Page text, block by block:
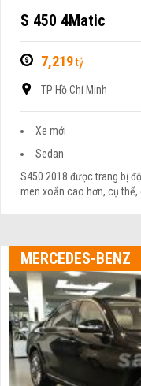
S 450 4Matic
7,219tỷ
TP Hồ Chí Minh
Xe mới
Sedan
S450 2018 được trang bị
men xoắn cao hơn, cụ thể,
MERCEDES-BENZ